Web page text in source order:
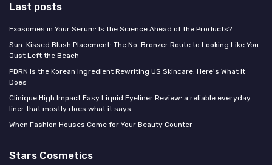
Last posts
Exosomes in Your Serum: Is the Science Ahead of the Products?
Sun-Kissed Blush Placement: The No-Bronzer Route to Looking Like You
Just Left the Beach
PDRN Is the Korean Ingredient Rewriting US Skincare: Here's What It
Does
Clinique High Impact Easy Liquid Eyeliner Review: a reliable everyday
liner that mostly does what it says
When Fashion Houses Come for Your Beauty Counter
Stars Cosmetics